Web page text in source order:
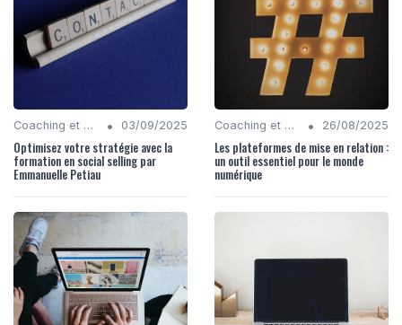
Coaching et Conseil en Stratégie Numérique • 03/09/2025
Optimisez votre stratégie avec la
formation en social selling par
Emmanuelle Petiau
Coaching et Conseil en Stratégie Numérique • 26/08/2025
Les plateformes de mise en relation :
un outil essentiel pour le monde
numérique